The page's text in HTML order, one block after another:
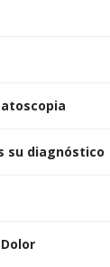
su diagnóstico